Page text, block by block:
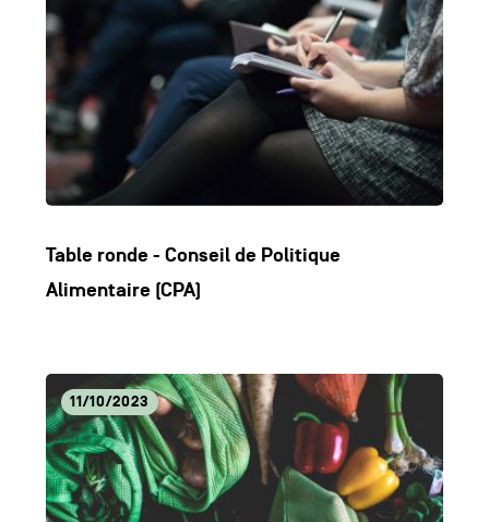
Table ronde - Conseil de Politique
Alimentaire (CPA)
11/10/2023
Lire
l'article